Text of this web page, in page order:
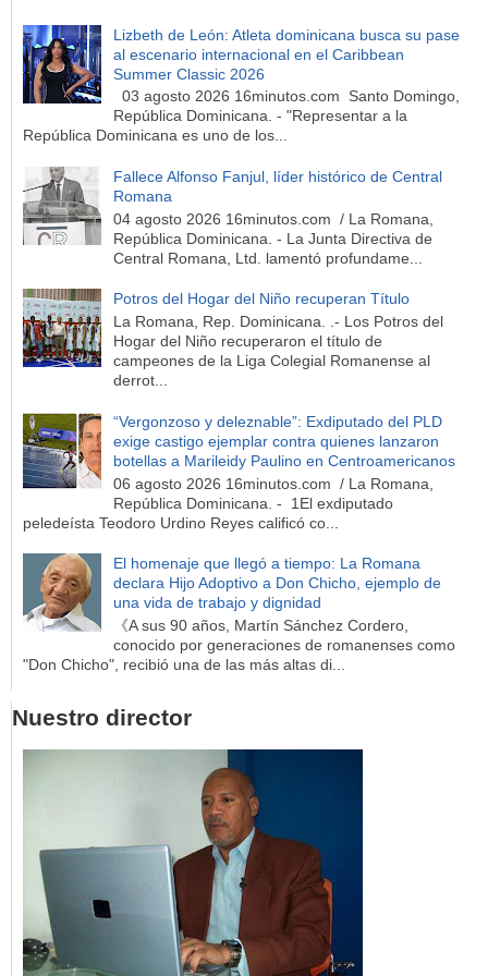
Lizbeth de León: Atleta dominicana busca su pase
al escenario internacional en el Caribbean
Summer Classic 2026
03 agosto 2026 16minutos.com Santo Domingo,
República Dominicana. - "Representar a la
República Dominicana es uno de los...
Fallece Alfonso Fanjul, líder histórico de Central
Romana
04 agosto 2026 16minutos.com / La Romana,
República Dominicana. - La Junta Directiva de
Central Romana, Ltd. lamentó profundame...
Potros del Hogar del Niño recuperan Título
La Romana, Rep. Dominicana. .- Los Potros del
Hogar del Niño recuperaron el título de
campeones de la Liga Colegial Romanense al
derrot...
“Vergonzoso y deleznable”: Exdiputado del PLD
exige castigo ejemplar contra quienes lanzaron
botellas a Marileidy Paulino en Centroamericanos
06 agosto 2026 16minutos.com / La Romana,
República Dominicana. - 1El exdiputado
peledeísta Teodoro Urdino Reyes calificó co...
El homenaje que llegó a tiempo: La Romana
declara Hijo Adoptivo a Don Chicho, ejemplo de
una vida de trabajo y dignidad
《A sus 90 años, Martín Sánchez Cordero,
conocido por generaciones de romanenses como
"Don Chicho", recibió una de las más altas di...
Nuestro director